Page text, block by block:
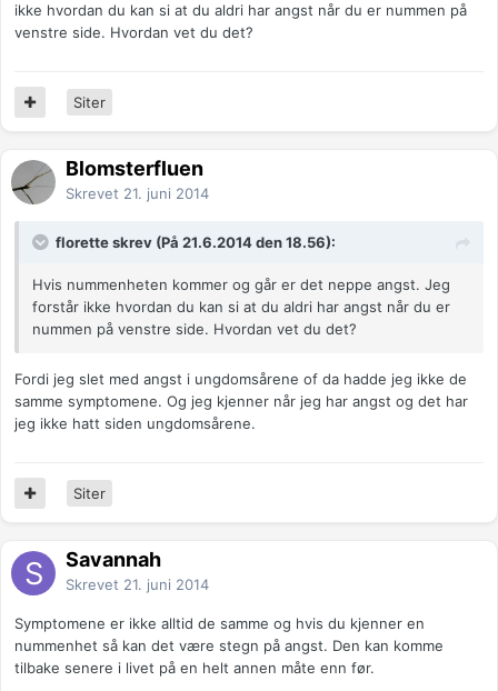
ikke hvordan du kan si at du aldri har angst når du er nummen på
venstre side. Hvordan vet du det?
Siter
Blomsterfluen
Skrevet 21. juni 2014
florette skrev (På 21.6.2014 den 18.56):
Hvis nummenheten kommer og går er det neppe angst. Jeg
forstår ikke hvordan du kan si at du aldri har angst når du er
nummen på venstre side. Hvordan vet du det?
Fordi jeg slet med angst i ungdomsårene of da hadde jeg ikke de
samme symptomene. Og jeg kjenner når jeg har angst og det har
jeg ikke hatt siden ungdomsårene.
Siter
Savannah
Skrevet 21. juni 2014
Symptomene er ikke alltid de samme og hvis du kjenner en
nummenhet så kan det være stegn på angst. Den kan komme
tilbake senere i livet på en helt annen måte enn før.